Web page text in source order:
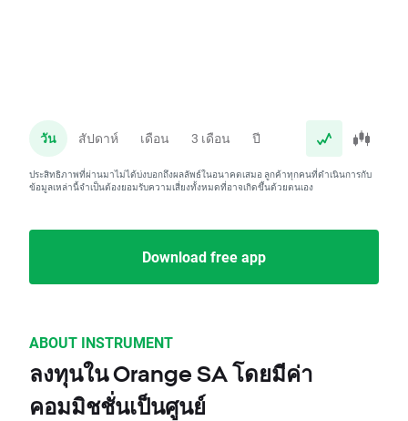
วัน สัปดาห์ เดือน 3 เดือน ปี
ประสิทธิภาพที่ผ่านมาไม่ได้บ่งบอกถึงผลลัพธ์ในอนาคตเสมอ ลูกค้าทุกคนที่ดำเนินการกับ
ข้อมูลเหล่านี้จำเป็นต้องยอมรับความเสี่ยงทั้งหมดที่อาจเกิดขึ้นด้วยตนเอง
Download free app
ABOUT INSTRUMENT
ลงทุนใน Orange SA โดยมีค่า
คอมมิชชั่นเป็นศูนย์